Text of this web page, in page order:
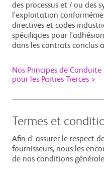
des processus et / ou des
l'exploitation
directives et codes
spécifiques pour
dans les contrats conclus
Nos Principes de
pour les Parties Tierces >
Termes et
Afin d' assurer le respect
fournisseurs, nous les
de nos conditions